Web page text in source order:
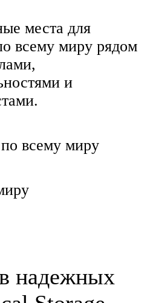
места для
всему миру рядом
и
всему миру
надежных